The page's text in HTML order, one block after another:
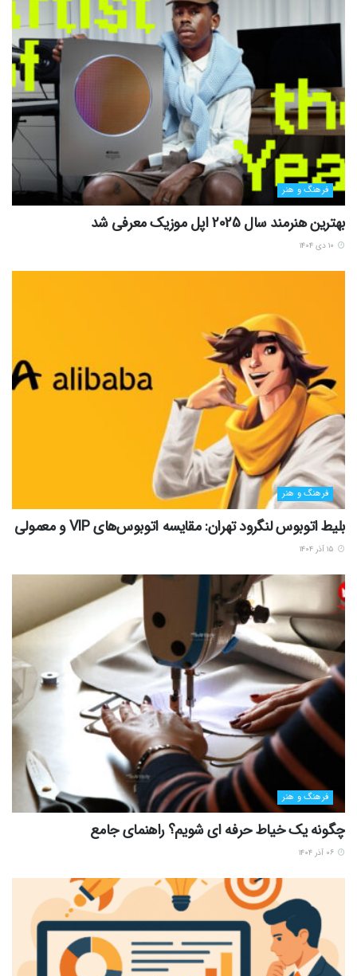
فرهنگ و هنر
بهترین هنرمند سال 2025 اپل موزیک معرفی شد
فرهنگ و هنر
بلیط اتوبوس لنگرود تهران: مقایسه اتوبوس‌های VIP و معمولی
فرهنگ و هنر
چگونه یک خیاط حرفه ای شویم؟ راهنمای جامع